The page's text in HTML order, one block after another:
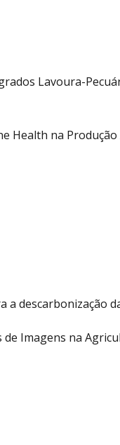
Lavoura-
Health na
a descarbonização
de Imagens na